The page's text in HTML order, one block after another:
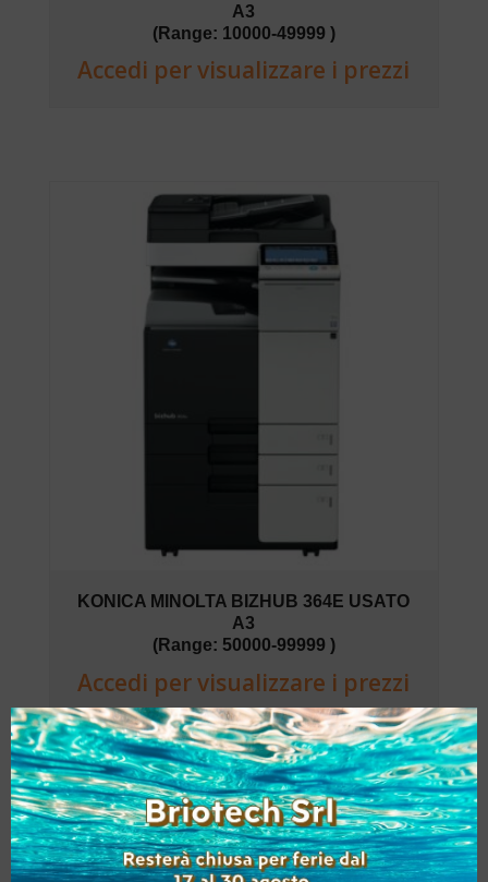
A3
(Range: 10000-49999 )
Accedi per visualizzare i prezzi
KONICA MINOLTA BIZHUB 364E USATO
A3
(Range: 50000-99999 )
Accedi per visualizzare i prezzi